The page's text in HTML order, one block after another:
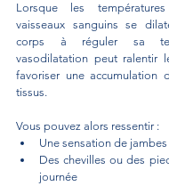
Lorsque les
vaisseaux sanguins se
corps à réguler sa
vasodilatation peut ralentir
favoriser une accumulation
tissus.
Vous pouvez alors ressentir :
Une sensation de
Des chevilles ou des
journée